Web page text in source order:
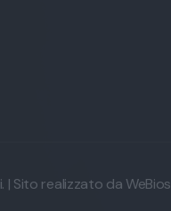
| Sito realizzato da WeBios